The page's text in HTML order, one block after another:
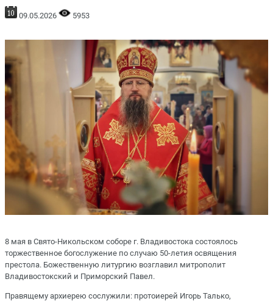
09.05.2026 5953
8 мая в Свято-Никольском соборе г. Владивостока состоялось
торжественное богослужение по случаю 50-летия освящения
престола. Божественную литургию возглавил митрополит
Владивостокский и Приморский Павел.
Правящему архиерею сослужили: протоиерей Игорь Талько,